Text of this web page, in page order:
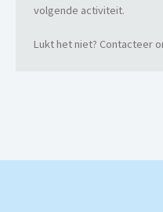
volgende activiteit.
Lukt het niet? Contacteer